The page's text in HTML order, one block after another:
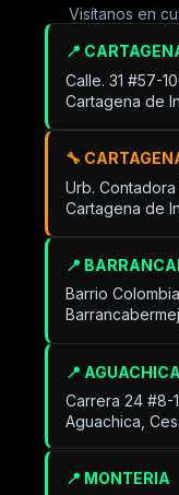
Visítanos en
📍
Calle. 31 #57-
Cartagena de
🔧
Urb. Contadora
Cartagena de
📍
Barrio
📍 AGUACHICA
Carrera 24 #8-
Aguachica,
📍 MONTERIA